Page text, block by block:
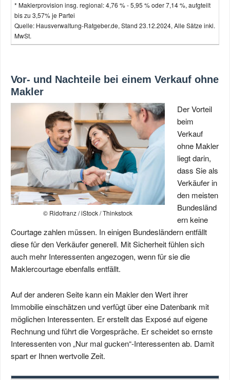
* Maklerprovision insg. regional: 4,76 % - 5,95 % oder 7,14 %, aufgteilt
bis zu 3,57% je Partei
Quelle: Hausverwaltung-Ratgeber.de, Stand 23.12.2024, Alle Sätze inkl.
MwSt.
Vor- und Nachteile bei einem Verkauf ohne
Makler
© Ridofranz / iStock / Thinkstock
Der Vorteil
beim
Verkauf
ohne Makler
liegt darin,
dass Sie als
Verkäufer in
den meisten
Bundesländ
ern keine
Courtage zahlen müssen. In einigen Bundesländern entfällt
diese für den Verkäufer generell. Mit Sicherheit fühlen sich
auch mehr Interessenten angezogen, wenn für sie die
Maklercourtage ebenfalls entfällt.
Auf der anderen Seite kann ein Makler den Wert ihrer
Immobilie einschätzen und verfügt über eine Datenbank mit
möglichen Interessenten. Er erstellt das Exposé auf eigene
Rechnung und führt die Vorgespräche. Er scheidet so ernste
Interessenten von „Nur mal gucken“-Interessenten ab. Damit
spart er Ihnen wertvolle Zeit.